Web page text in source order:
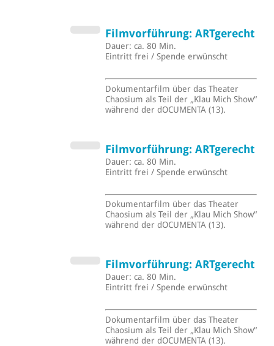
Filmvorführung: ARTgerecht
Dauer: ca. 80 Min.
Eintritt frei / Spende erwünscht
Dokumentarfilm über das Theater
Chaosium als Teil der „Klau Mich Show“
während der dOCUMENTA (13).
Filmvorführung: ARTgerecht
Dauer: ca. 80 Min.
Eintritt frei / Spende erwünscht
Dokumentarfilm über das Theater
Chaosium als Teil der „Klau Mich Show“
während der dOCUMENTA (13).
Filmvorführung: ARTgerecht
Dauer: ca. 80 Min.
Eintritt frei / Spende erwünscht
Dokumentarfilm über das Theater
Chaosium als Teil der „Klau Mich Show“
während der dOCUMENTA (13).